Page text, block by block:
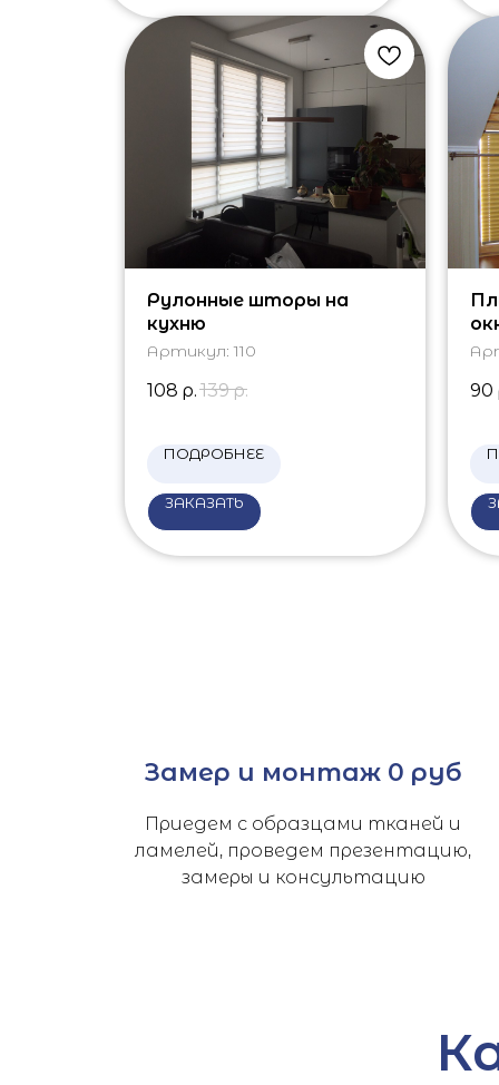
Рулонные шторы на
кухню
Артикул: 110
108 р. 139 р.
ПОДРОБНЕЕ
ЗАКАЗАТЬ
90
Замер и монтаж 0 руб
Приедем с образцами тканей и
ламелей, проведем презентацию,
замеры и консультацию